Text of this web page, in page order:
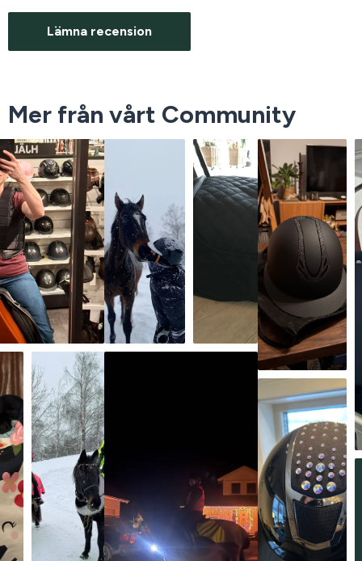
Lämna recension
Mer från vårt Community